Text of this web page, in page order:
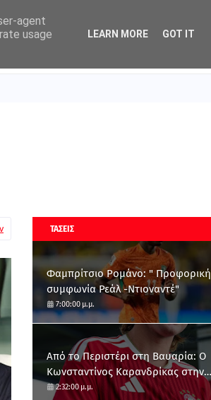
ΤΑΣΕΙΣ
Φαμπρίτσιο Ρομάνο: " Προφορική
συμφωνία Ρεάλ -Ντιοναντέ"
7:00:00 μ.μ.
Από το Περιστέρι στη Βαυαρία: O
Κωνσταντίνος Καρανδρίκας στην
Μπάγερν Μονάχου
2:32:00 μ.μ.
agent
usage
LEARN MORE GOT IT